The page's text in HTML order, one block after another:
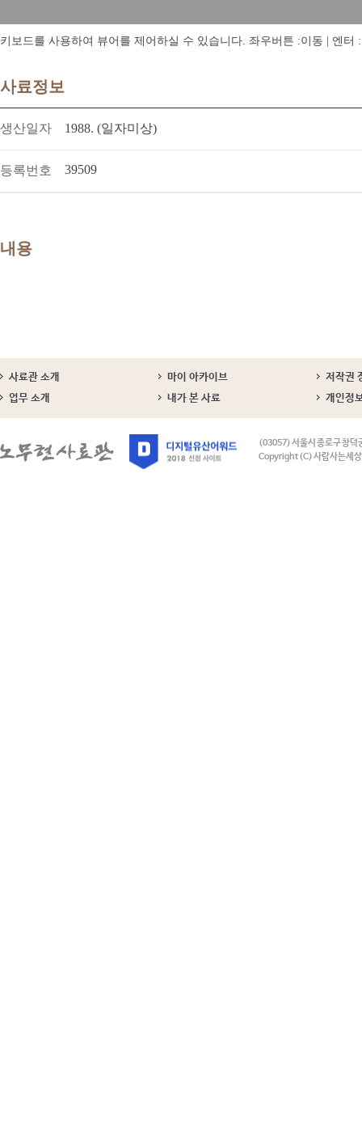
키보드를 사용하여 뷰어를 제어하실 수 있습니다. 좌우버튼 :이동 | 엔터
사료정보
생산일자 1988. (일자미상)
등록번호 39509
내용
사료관 소개 마이 아카이브
저작권
업무 소개
내가 본 사료 개인정
(03057) 서울시 종로구 창덕
Copyright (C) 사람사는세